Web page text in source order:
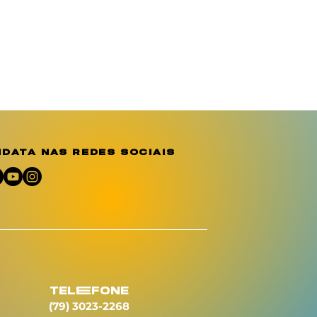
nas redes sociais
telEfone
(79) 3023-2268